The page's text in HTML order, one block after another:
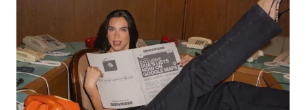
ESPERADOS
VERANO
MIENTRAS
VUELAS
CON
AEROMÉXICO